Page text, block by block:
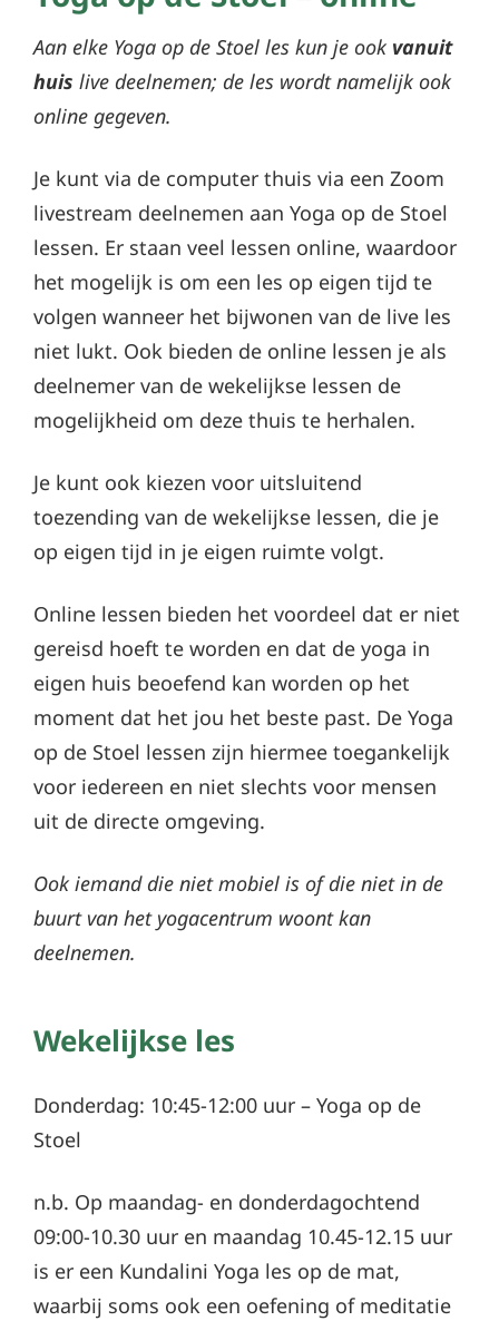
Aan elke Yoga op de Stoel les kun je ook vanuit
huis live deelnemen; de les wordt namelijk ook
online gegeven.
Je kunt via de computer thuis via een Zoom
livestream deelnemen aan Yoga op de Stoel
lessen. Er staan veel lessen online, waardoor
het mogelijk is om een les op eigen tijd te
volgen wanneer het bijwonen van de live les
niet lukt. Ook bieden de online lessen je als
deelnemer van de wekelijkse lessen de
mogelijkheid om deze thuis te herhalen.
Je kunt ook kiezen voor uitsluitend
toezending van de wekelijkse lessen, die je
op eigen tijd in je eigen ruimte volgt.
Online lessen bieden het voordeel dat er niet
gereisd hoeft te worden en dat de yoga in
eigen huis beoefend kan worden op het
moment dat het jou het beste past. De Yoga
op de Stoel lessen zijn hiermee toegankelijk
voor iedereen en niet slechts voor mensen
uit de directe omgeving.
Ook iemand die niet mobiel is of die niet in de
buurt van het yogacentrum woont kan
deelnemen.
Wekelijkse les
Donderdag: 10:45-12:00 uur – Yoga op de
Stoel
n.b. Op maandag- en donderdagochtend
09:00-10.30 uur en maandag 10.45-12.15 uur
is er een Kundalini Yoga les op de mat,
waarbij soms ook een oefening of meditatie